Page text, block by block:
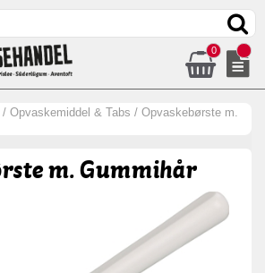
0
/ Opvaskemiddel & Tabs / Opvaskebørste m.
m. Gummihår